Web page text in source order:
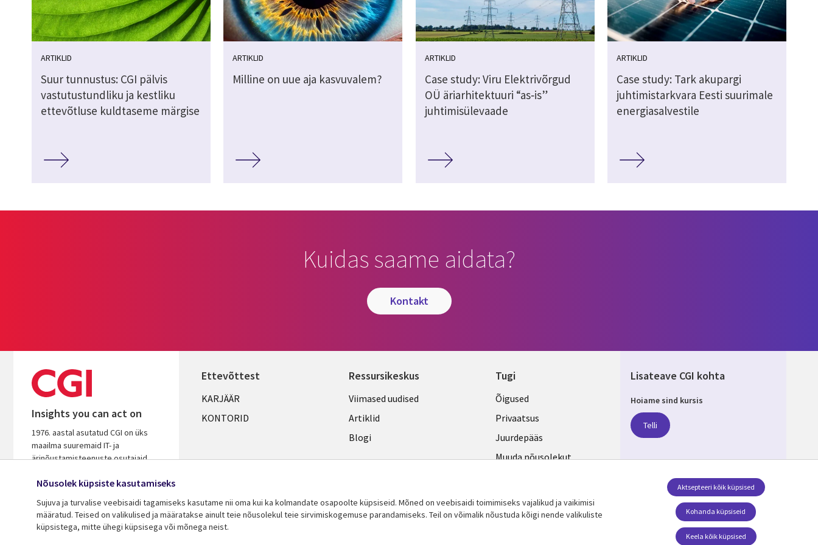
ARTIKLID
Suur tunnustus: CGI pälvis
vastutustundliku ja kestliku
ettevõtluse kuldtaseme märgise
ARTIKLID
Milline on uue aja kasvuvalem?
ARTIKLID
Case study: Viru Elektrivõrgud
OÜ äriarhitektuuri “as‑is”
juhtimisülevaade
ARTIKLID
Case study: Tark akupargi
juhtimistarkvara Eesti suurimale
energiasalvestile
Kuidas saame aidata?
kontakt
Insights you can act on
1976. aastal asutatud CGI on üks
maailma suuremaid IT- ja
ärinõustamisteenuste osutajaid.
et aidata kiirendada
tasuvust.
Ettevõttest
Useful
links
KARJÄÄR
KONTORID
Ressursikeskus
Library
Links
ESTONIA
Viimased uudised
Artiklid
Blogi
Tugi
Legal
ESTONIA
Õigused
Privaatsus
Juurdepääs
Muuda nõusolekut
Lisateave CGI kohta
Hoiame sind kursis
Telli
Jälgi meid
Social Media ESTONIA
Nõusolek küpsiste kasutamiseks
Sujuva ja turvalise veebisaidi tagamiseks kasutame nii oma kui ka kolmandate osapoolte küpsiseid. Mõned on veebisaidi toimimiseks vajalikud ja vaikimisi
määratud. Teised on valikulised ja määratakse ainult teie nõusolekul teie sirvimiskogemuse parandamiseks. Teil on võimalik nõustuda kõigi nende valikuliste
küpsistega, mitte ühegi küpsisega või mõnega neist.
Kohanda küpsiseid
Aktsepteeri kõik küpsised
Keela kõik küpsised